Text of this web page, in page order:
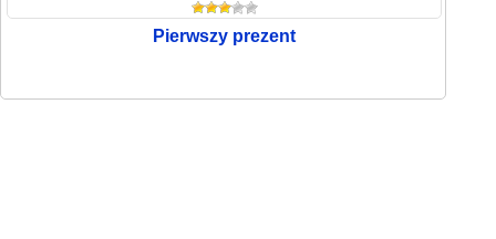
Pierwszy prezent